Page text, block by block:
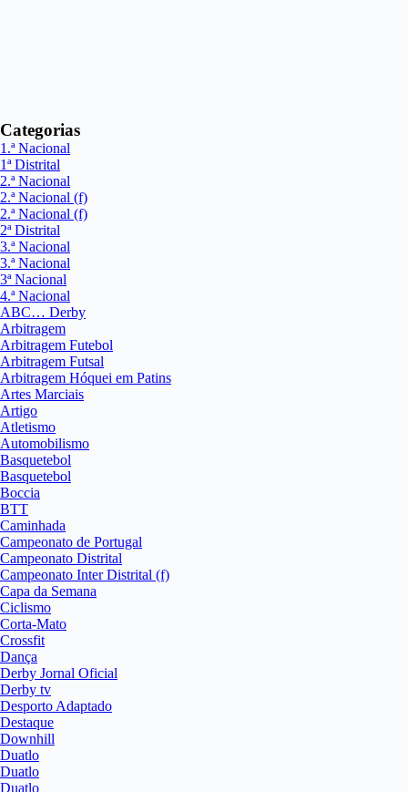
Categorias
1.ª Nacional
1ª Distrital
2.ª Nacional
2.ª Nacional (f)
2.ª Nacional (f)
2ª Distrital
3.ª Nacional
3.ª Nacional
3ª Nacional
4.ª Nacional
ABC… Derby
Arbitragem
Arbitragem Futebol
Arbitragem Futsal
Arbitragem Hóquei em Patins
Artes Marciais
Artigo
Atletismo
Automobilismo
Basquetebol
Basquetebol
Boccia
BTT
Caminhada
Campeonato de Portugal
Campeonato Distrital
Campeonato Inter Distrital (f)
Capa da Semana
Ciclismo
Corta-Mato
Crossfit
Dança
Derby Jornal Oficial
Derby tv
Desporto Adaptado
Destaque
Downhill
Duatlo
Duatlo
Duatlo